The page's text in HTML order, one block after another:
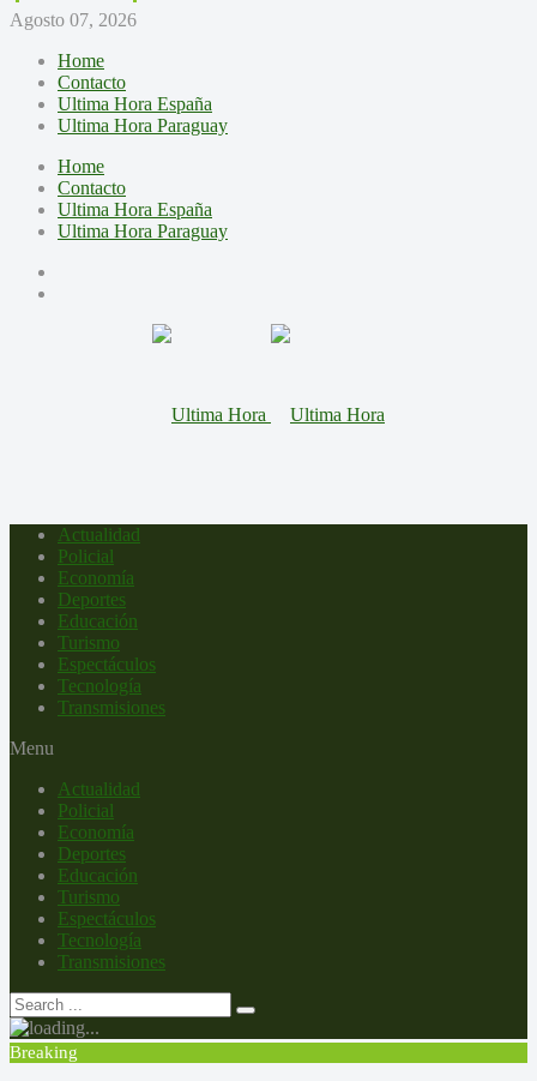
Agosto 07, 2026
Home
Contacto
Ultima Hora España
Ultima Hora Paraguay
Home
Contacto
Ultima Hora España
Ultima Hora Paraguay
Actualidad
Policial
Economía
Deportes
Educación
Turismo
Espectáculos
Tecnología
Transmisiones
Menu
Actualidad
Policial
Economía
Deportes
Educación
Turismo
Espectáculos
Tecnología
Transmisiones
Breaking